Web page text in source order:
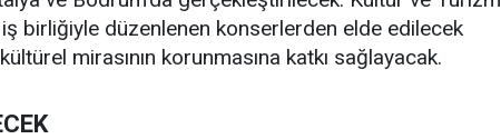
iş birliğiyle düzenlenen konserlerden elde edilecek
mirasının korunmasına katkı sağlayacak.